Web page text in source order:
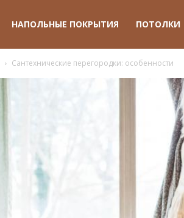
НАПОЛЬНЫЕ ПОКРЫТИЯ ПОТОЛКИ
Сантехнические перегородки: особенности